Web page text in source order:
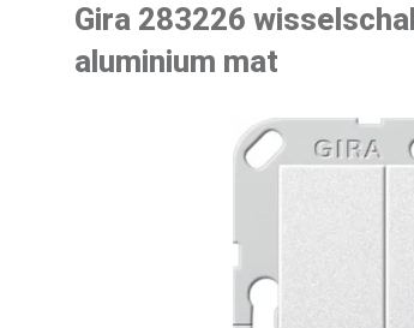
Gira 283226
aluminium mat